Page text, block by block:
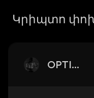
Կրիպտո
OPTIMUS